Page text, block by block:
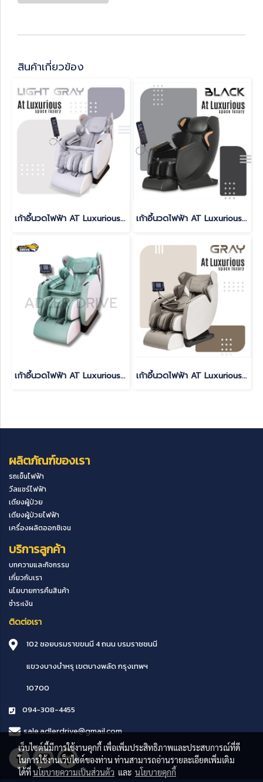
สินค้าเกี่ยวข้อง
เก้าอี้นวดไฟฟ้า AT Luxurious สี LIGHT GRAY เก้าอี้นวดไฟฟ้า AT Luxurious สี BLACK
เก้าอี้นวดไฟฟ้า AT Luxurious สี GREEN เก้าอี้นวดไฟฟ้า AT Luxurious สี GRAY
ผลิตภัณฑ์ของเรา
รถเข็นไฟฟ้า
วีลแชร์ไฟฟ้า
เตียงผู้ป่วย
เตียงผู้ป่วยไฟฟ้า
เครื่องผลิตออกซิเจน
บริการลูกค้า
บทความและกิจกรรม
เกี่ยวกับเรา
นโยบายการคืนสินค้า
ชำระเงิน
ติดต่อเรา
102 ซอยบรมราขขนนี 4 ถนน บรมราชชนนี
แขวงบางบำหรุ เขตบางพลัดกรุงเทพฯ
10700
094-308-4455
sale.adlerdrive@gmail.com
เว็บไซต์นี้มีการใช้งานคุกกี้ เพื่อเพิ่มประสิทธิภาพและประสบการณ์ที่ดี
ในการใช้งานเว็บไซต์ของท่าน ท่านสามารถอ่านรายละเอียดเพิ่มเติม
ได้ที่นโยบายความเป็นส่วนตัว และ นโยบายคุกกี้